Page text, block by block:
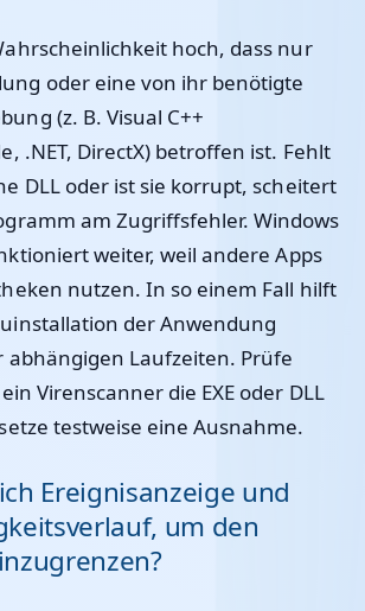
hoch, dass nur
oder eine von ihr benötigte
(z. B. Visual C++
.NET, DirectX) betroffen ist. Fehlt
DLL oder ist sie korrupt, scheitert
am Zugriffsfehler. Windows
weiter, weil andere Apps
nutzen. In so einem Fall hilft
der Anwendung
abhängigen Laufzeiten. Prüfe
Virenscanner die EXE oder DLL
testweise eine Ausnahme.
Ereignisanzeige und
um den